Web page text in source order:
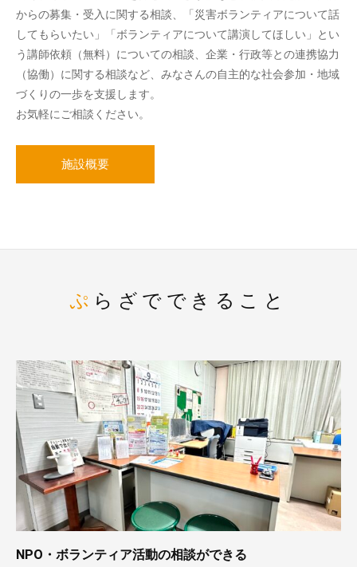
からの募集・受入に関する相談、「災害ボランティアについて話
してもらいたい」「ボランティアについて講演してほしい」とい
う講師依頼（無料）についての相談、企業・行政等との連携協力
（協働）に関する相談など、みなさんの自主的な社会参加・地域
づくりの一歩を支援します。
お気軽にご相談ください。
施設概要
ぷらざでできること
NPO・ボランティア活動の相談ができる